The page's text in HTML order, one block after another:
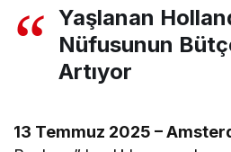
Yaşlanan
Nüfusunun
Artıyor
13 Temmuz 2025 –